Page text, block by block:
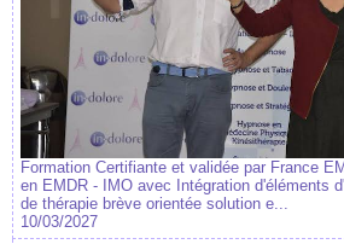
Formation Certifiante et validée par France
en EMDR - IMO avec Intégration d'éléments
de thérapie brève orientée solution e...
10/03/2027